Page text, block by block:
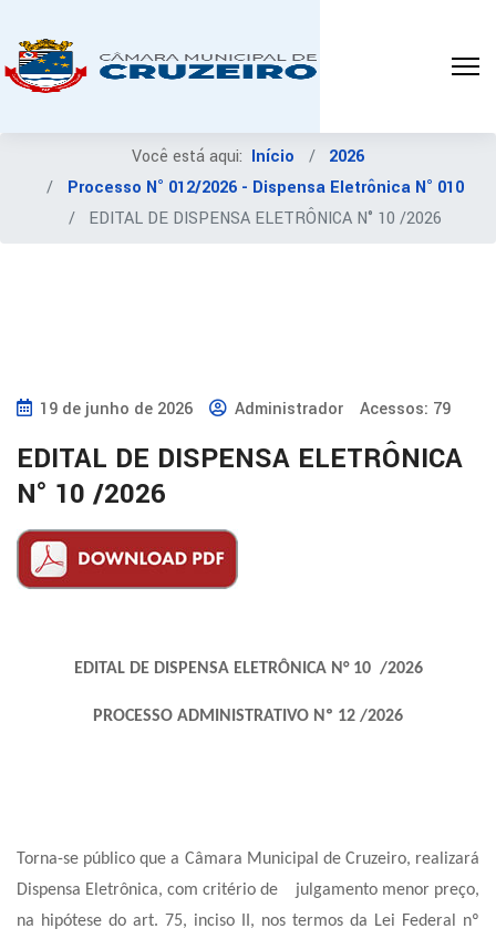
Você está aqui: Início
2026
Processo N° 012/2026 - Dispensa Eletrônica N° 010
EDITAL DE DISPENSA ELETRÔNICA N° 10 /2026
19 de junho de 2026 Administrador Acessos: 79
EDITAL DE DISPENSA ELETRÔNICA
N° 10 /2026
EDITAL DE DISPENSA ELETRÔNICA N° 10 /2026
PROCESSO ADMINISTRATIVO Nº 12 /2026
Torna-se público que a Câmara Municipal de Cruzeiro, realizará
Dispensa Eletrônica, com critério de julgamento menor preço,
na hipótese do art. 75, inciso II, nos termos da Lei Federal nº